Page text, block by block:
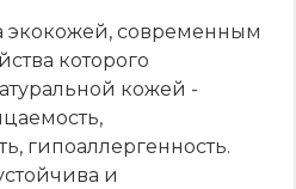
экокожей, современным
которого
кожей -
гипоаллергенность.
и